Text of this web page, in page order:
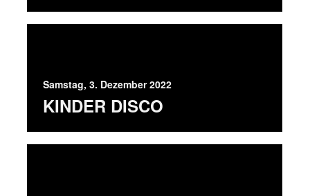
Samstag, 3. Dezember 2022
KINDER DISCO